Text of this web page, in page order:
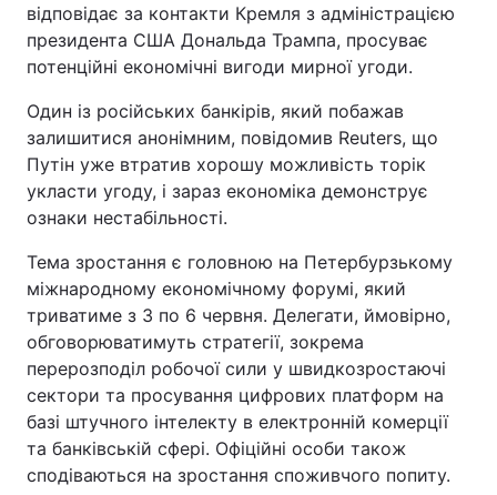
відповідає за контакти Кремля з адміністрацією
президента США Дональда Трампа, просуває
потенційні економічні вигоди мирної угоди.
Один із російських банкірів, який побажав
залишитися анонімним, повідомив Reuters, що
Путін уже втратив хорошу можливість торік
укласти угоду, і зараз економіка демонструє
ознаки нестабільності.
Тема зростання є головною на Петербурзькому
міжнародному економічному форумі, який
триватиме з 3 по 6 червня. Делегати, ймовірно,
обговорюватимуть стратегії, зокрема
перерозподіл робочої сили у швидкозростаючі
сектори та просування цифрових платформ на
базі штучного інтелекту в електронній комерції
та банківській сфері. Офіційні особи також
сподіваються на зростання споживчого попиту.